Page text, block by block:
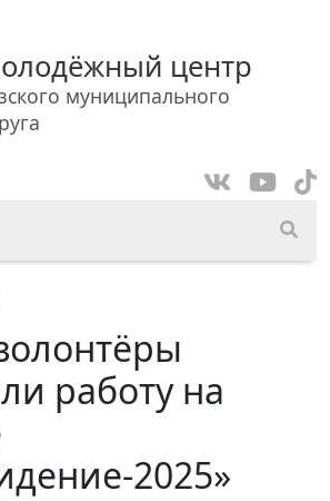
центр
муниципального
работу на
2025»